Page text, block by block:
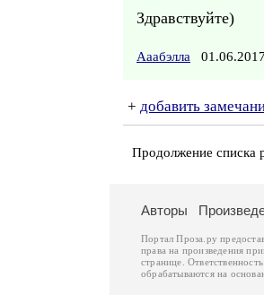
Здравствуйте)
Ааабэлла
+ добавить
Продолжение списка
Авторы
Портал Проза.ру
права на произведения
странице.
обрабатываются на